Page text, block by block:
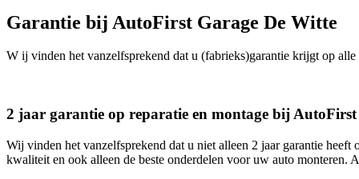
Garantie bij AutoFirst Garage De Witte
W ij vinden het vanzelfsprekend dat u (fabrieks)garantie krijgt op alle
2 jaar garantie op reparatie en montage bij
Wij vinden het vanzelfsprekend dat u niet alleen 2 jaar garantie
kwaliteit en ook alleen de beste onderdelen voor uw auto